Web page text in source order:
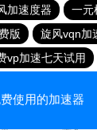
加速度器 一元
版
旋风vqn加
vp加速七天试用
使用的加速器